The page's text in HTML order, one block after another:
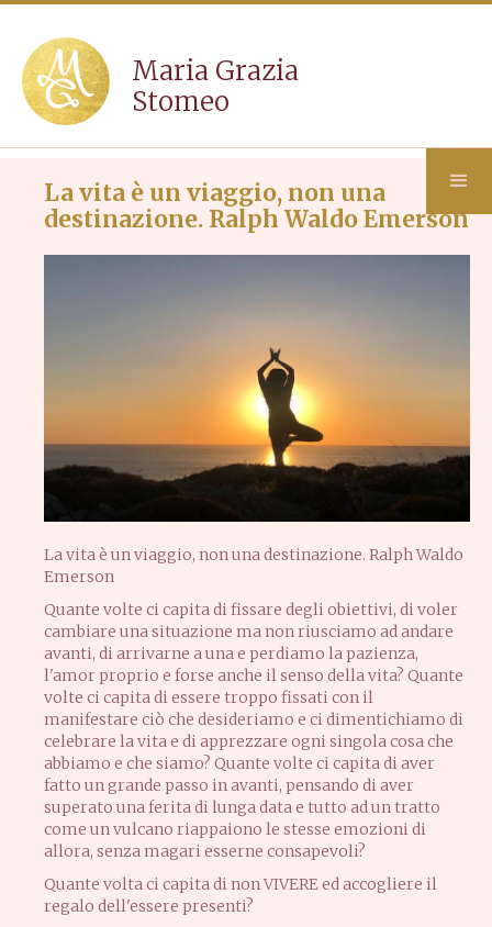
Maria Grazia
Stomeo
La vita è un viaggio, non una
destinazione. Ralph Waldo Emerson
La vita è un viaggio, non una destinazione. Ralph Waldo
Emerson
Quante volte ci capita di fissare degli obiettivi, di voler
cambiare una situazione ma non riusciamo ad andare
avanti, di arrivarne a una e perdiamo la pazienza,
l'amor proprio e forse anche il senso della vita? Quante
volte ci capita di essere troppo fissati con il
manifestare ciò che desideriamo e ci dimentichiamo di
celebrare la vita e di apprezzare ogni singola cosa che
abbiamo e che siamo? Quante volte ci capita di aver
fatto un grande passo in avanti, pensando di aver
superato una ferita di lunga data e tutto ad un tratto
come un vulcano riappaiono le stesse emozioni di
allora, senza magari esserne consapevoli?
Quante volta ci capita di non VIVERE ed accogliere il
regalo dell'essere presenti?